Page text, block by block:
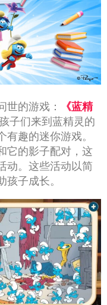
世的游戏：
《蓝精
子们来到蓝精灵的
趣的迷你游戏。
它的影子配对，这
动。这些活动以简
子成长。